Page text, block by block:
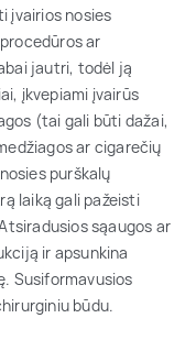
įvairios nosies
ar
jautri, todėl ją
įkvepiami įvairūs
(tai gali būti dažai,
ar cigarečių
purškalų
laiką gali pažeisti
sąaugos ar
ir apsunkina
Susiformavusios
būdu.